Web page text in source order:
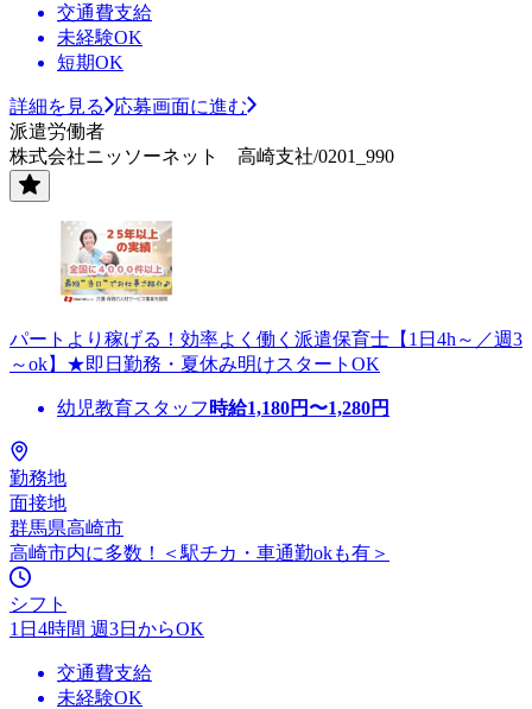
交通費支給
未経験OK
短期OK
詳細を見る
応募画面に進む
派遣労働者
株式会社ニッソーネット 高崎支社/0201_990
パートより稼げる！効率よく働く派遣保育士【1日4h～／週3
～ok】★即日勤務・夏休み明けスタートOK
幼児教育スタッフ 時給1,180円〜1,280円
勤務地
面接地
群馬県高崎市
高崎市内に多数！＜駅チカ・車通勤okも有＞
シフト
1日4時間 週3日からOK
交通費支給
未経験OK